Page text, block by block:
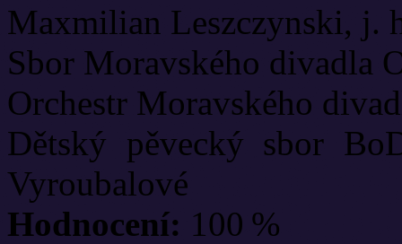
Maxmilian Leszczynski, j.
Sbor Moravského divadla
Orchestr Moravského
Dětský pěvecký sbor
Vyroubalové
Hodnocení: 100 %